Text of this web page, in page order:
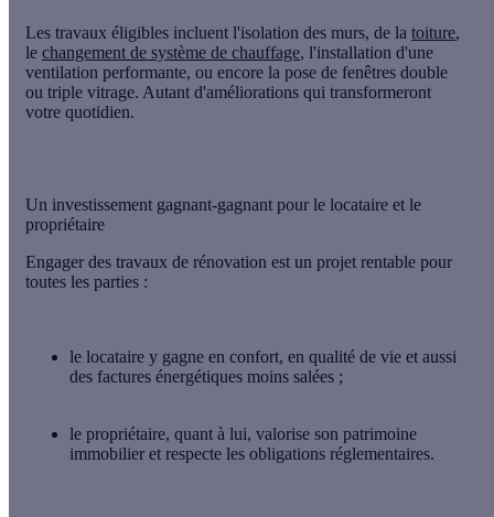
Les travaux éligibles incluent l'isolation des murs, de la toiture,
le changement de système de chauffage, l'installation d'une
ventilation performante, ou encore la pose de fenêtres double
ou triple vitrage. Autant d'améliorations qui transformeront
votre quotidien.
Un investissement gagnant-gagnant pour le locataire et le
propriétaire
Engager des travaux de rénovation est un projet rentable pour
toutes les parties :
le locataire y gagne en confort, en qualité de vie et aussi
des factures énergétiques moins salées ;
le propriétaire, quant à lui, valorise son patrimoine
immobilier et respecte les obligations réglementaires.